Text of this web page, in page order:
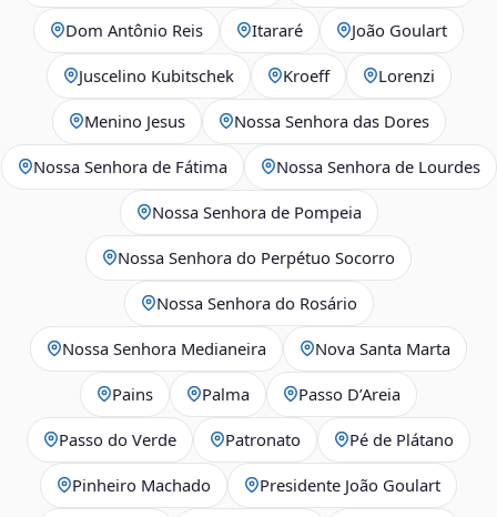
Dom Antônio Reis Itararé João Goulart
Juscelino Kubitschek Kroeff Lorenzi
Menino Jesus Nossa Senhora das Dores
Nossa Senhora de Fátima Nossa Senhora de Lourdes
Nossa Senhora de Pompeia
Nossa Senhora do Perpétuo Socorro
Nossa Senhora do Rosário
Nossa Senhora Medianeira Nova Santa Marta
Pains Palma Passo D’Areia
Passo do Verde Patronato Pé de Plátano
Pinheiro Machado Presidente João Goulart